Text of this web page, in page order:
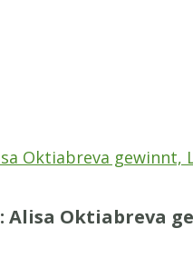
Oktiabreva
Alisa Oktiabreva